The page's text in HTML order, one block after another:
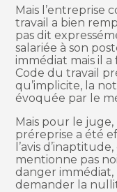
Mais l’entreprise
travail a bien
pas dit
salariée à son
immédiat mais il
Code du travail
qu’implicite, la
évoquée par le
Mais pour le
préreprise a été
l’avis
mentionne pas
danger immédiat,
demander la